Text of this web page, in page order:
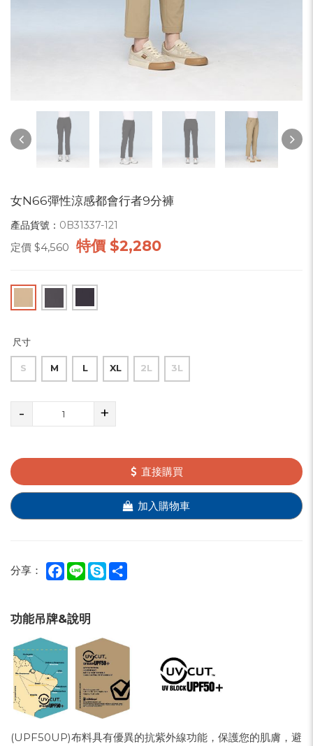
女N66彈性涼感都會行者9分褲
產品貨號： 0B31337-121
定價 $4,560 特價 $2,280
尺寸
S M L XL 2L 3L
- +
直接購買
加入購物車
分享： Facebook
Line Skype
功能吊牌&說明
(UPF50UP)布料具有優異的抗紫外線功能，保護您的肌膚，避